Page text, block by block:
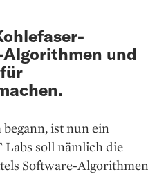
und
ist nun ein
soll ­nämlich die
Software-Algorithmen